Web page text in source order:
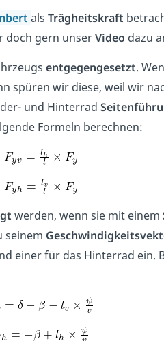
als Trägheitskraft
doch gern unserVideo dazu
entgegengesetzt.
spüren wir diese, weil wir
und Hinterrad
Formeln berechnen:
werden, wenn sie mit einem
seinem
einer für das Hinterrad ein.